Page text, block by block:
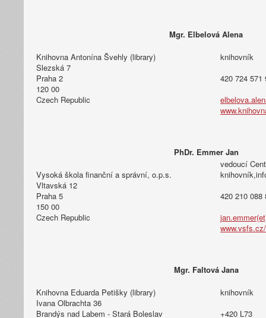
Mgr. Elbelová Alena
Knihovna Antonína Švehly (library)
Slezská 7
Praha 2
120 00
Czech Republic
knihovník
420 724 571
PhDr. Emmer Jan
Vysoká škola finanční a správní, o.p.s.
Vltavská 12
Praha 5
150 00
Czech Republic
vedoucí
420 210 088
Mgr. Faltová Jana
Knihovna Eduarda Petišky (library)
Ivana Olbrachta 36
Brandýs nad Labem - Stará Boleslav
knihovník
+420 L73